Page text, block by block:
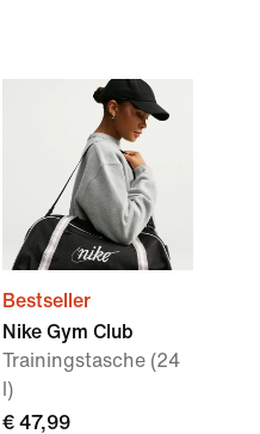
Bestseller
Nike Gym Club
Trainingstasche (24
l)
€ 47,99